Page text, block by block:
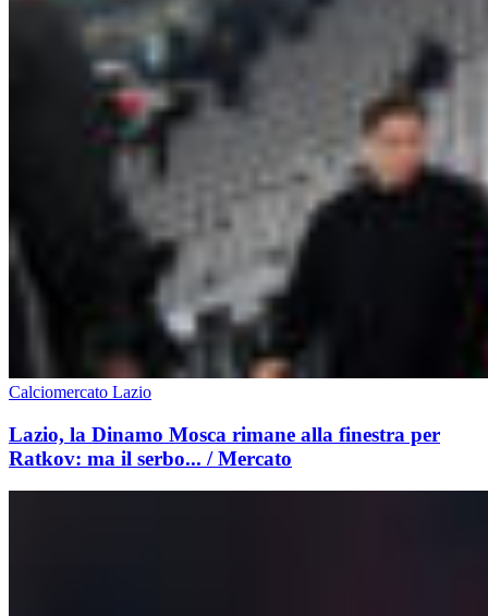
Calciomercato Lazio
Lazio, la Dinamo Mosca rimane alla finestra per
Ratkov: ma il serbo... / Mercato